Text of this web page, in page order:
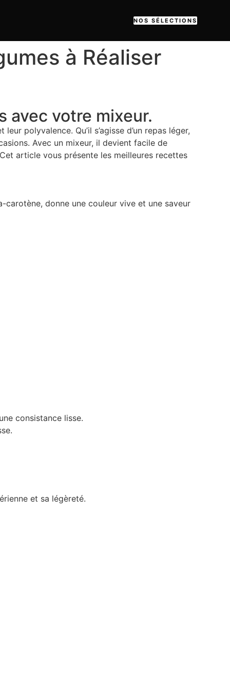
NOS SÉLECTIONS
à Réaliser
avec votre mixeur.
polyvalence. Qu’il s’agisse d’un repas léger,
Avec un mixeur, il devient facile de
article vous présente les meilleures recettes
donne une couleur vive et une saveur
consistance lisse.
et sa légèreté.